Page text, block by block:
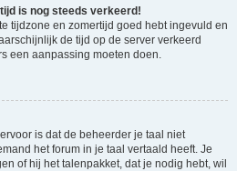
is nog steeds verkeerd!
tijdzone en zomertijd goed hebt ingevuld en
de tijd op de server verkeerd
een aanpassing moeten doen.
is dat de beheerder je taal niet
het forum in je taal vertaald heeft. Je
of hij het talenpakket, dat je nodig hebt, wil